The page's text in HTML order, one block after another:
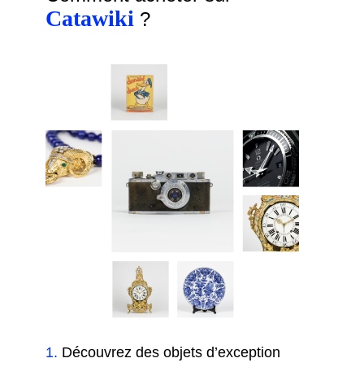
Catawiki ?
1. Découvrez des objets d’exception